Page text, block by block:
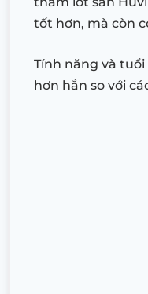
tốt hơn, mà còn
Tính năng và
hơn hẳn so với